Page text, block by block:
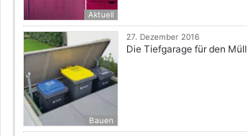
Aktuell
Bauen
27. Dezember 2016
Die Tiefgarage für den Müll